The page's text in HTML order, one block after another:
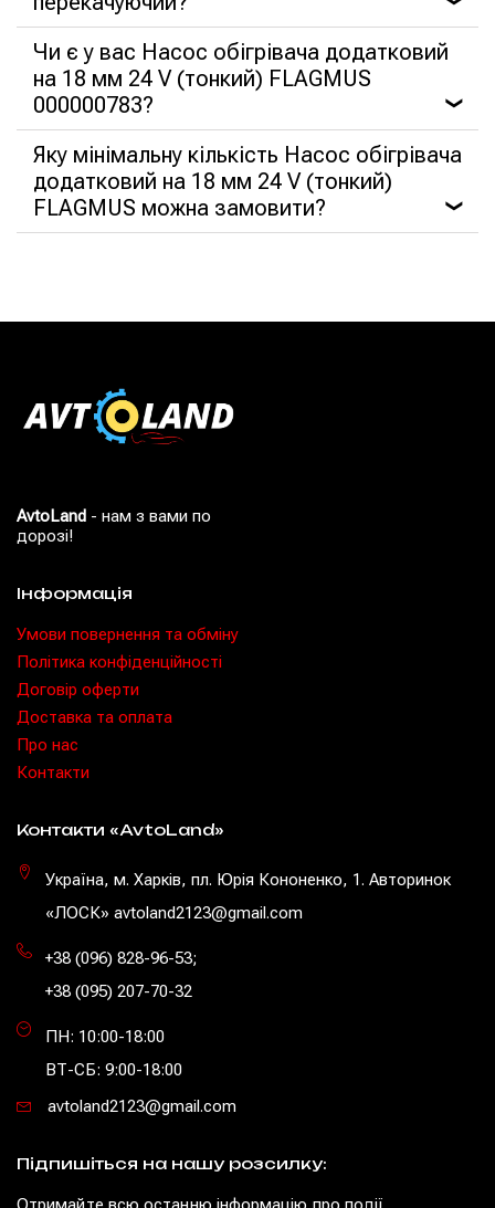
Чи є у вас Насос обігрівача додатковий
на 18 мм 24 V (тонкий) FLAGMUS
000000783?
❯
Яку мінімальну кількість Насос обігрівача
додатковий на 18 мм 24 V (тонкий)
FLAGMUS можна замовити?
❯
AvtoLand - нам з вами по
дорозі!
Інформація
Умови повернення та обміну
Політика конфіденційності
Договір оферти
Доставка та оплата
Про нас
Контакти
Контакти «AvtoLand»
Україна, м. Харків, пл. Юрія Кононенко, 1. Авторинок
«ЛОСК» avtoland2123@gmail.com
+38 (096) 828-96-53;
+38 (095) 207-70-32
ПН: 10:00-18:00
ВТ-СБ: 9:00-18:00
avtoland2123@gmail.com
Підпишіться на нашу розсилку: